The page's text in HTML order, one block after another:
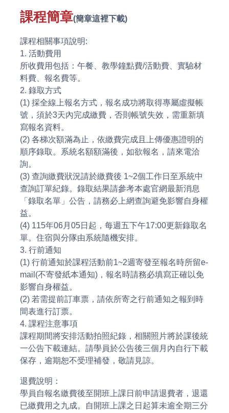
課程簡章(簡章這裡下載)
課程相關事項說明:
1. 活動費用
所收費用包括：午餐、教學鐘點費/活動費、實驗材
料費、報名費等。
2. 錄取方式
(1) 採全線上報名方式，報名成功將取得專屬虛擬帳
號，須於3天內完成繳費，否則帳號失效，需重新填
寫報名資料。
(2) 各梯次額滿為止，依繳費完成且上傳優惠證明的
順序錄取。系統名額額滿後，如欲報名，請來電洽
詢。
(3) 查詢繳費狀況請於繳費後 1~2個工作日至系統中
查詢訂單紀錄。錄取結果請參考本處官網最新消息
「錄取名單」公告，請務必上網查詢避免影響自身權
益。
(4) 115年06月05日起，每週五下午17:00更新錄取名
單。住宿與分隊由系統隨機安排。
3. 行前通知
(1) 行前通知於課程活動前1~2週寄發至報名時所留e-
mail(不寄發紙本通知)，報名時請務必填寫正確以免
影響自身權益。
(2) 若需提前訂車票，請依所寄之行前通知之報到時
間表進行訂票。
4. 課程注意事項
課程期間將安排活動拍照紀錄，相關照片將於課後統
一公告下載連結。請學員於公告後三個月內自行下載
保存，逾期恕不受理補發，敬請見諒。
退費說明：
學員自報名繳費後至開班上課日前申請退費者，退還
已繳費用之九成。自開班上課之日起算未逾全期三分